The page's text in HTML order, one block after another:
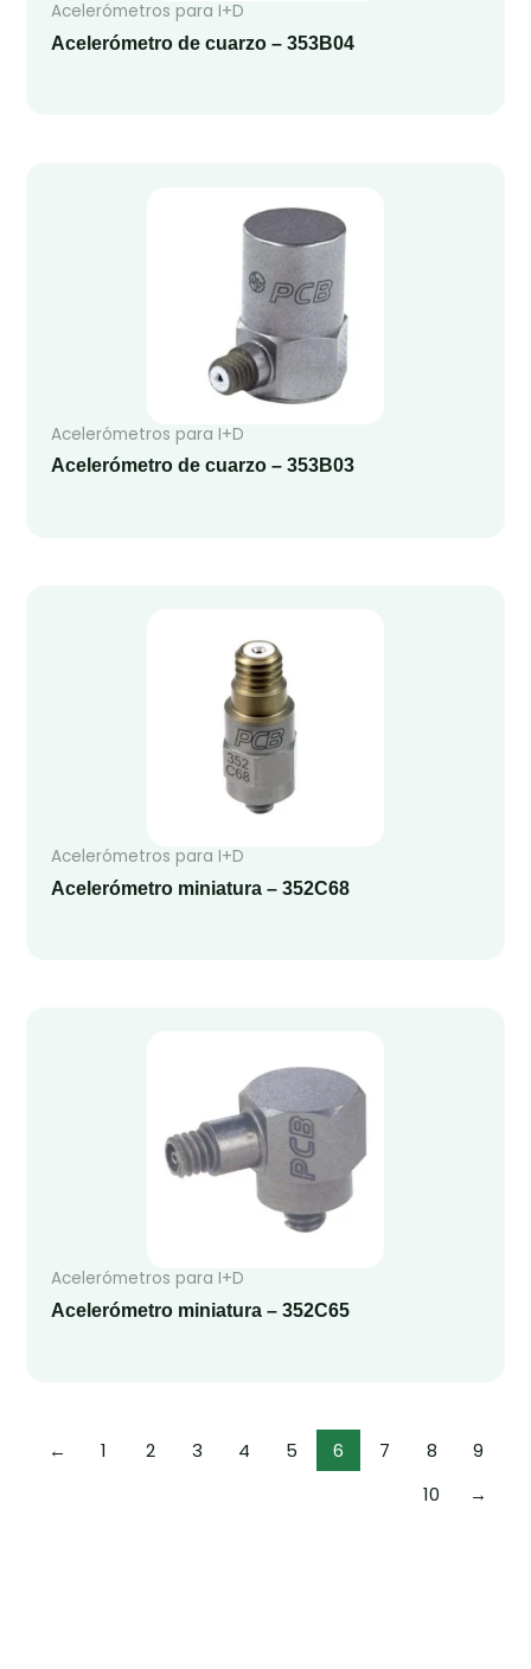
Acelerómetros para I+D
Acelerómetro de cuarzo – 353B04
Acelerómetros para I+D
Acelerómetro de cuarzo – 353B03
Acelerómetros para I+D
Acelerómetro miniatura – 352C68
Acelerómetros para I+D
Acelerómetro miniatura – 352C65
← 1 2 3 4 5 6 7 8
9
10
→